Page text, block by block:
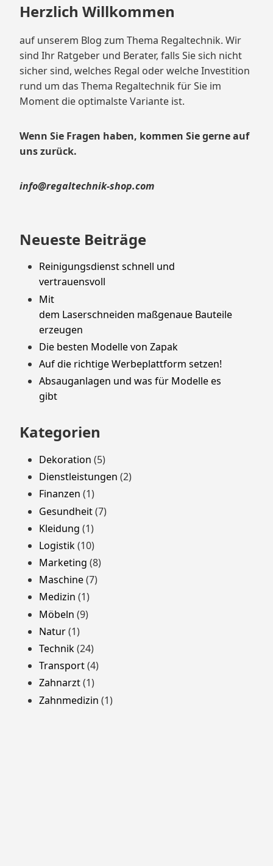
Herzlich Willkommen
auf unserem Blog zum Thema Regaltechnik. Wir
sind Ihr Ratgeber und Berater, falls Sie sich nicht
sicher sind, welches Regal oder welche Investition
rund um das Thema Regaltechnik für Sie im
Moment die optimalste Variante ist.
Wenn Sie Fragen haben, kommen Sie gerne auf
uns zurück.
info@regaltechnik-shop.com
Neueste Beiträge
Reinigungsdienst schnell und
vertrauensvoll
Mit
dem Laserschneiden maßgenaue Bauteile
erzeugen
Die besten Modelle von Zapak
Auf die richtige Werbeplattform setzen!
Absauganlagen und was für Modelle es
gibt
Kategorien
Dekoration (5)
Dienstleistungen (2)
Finanzen (1)
Gesundheit(7)
Kleidung (1)
Logistik(10)
Marketing (8)
Maschine(7)
Medizin (1)
Möbeln (9)
Natur(1)
Technik(24)
Transport(4)
Zahnarzt(1)
Zahnmedizin (1)